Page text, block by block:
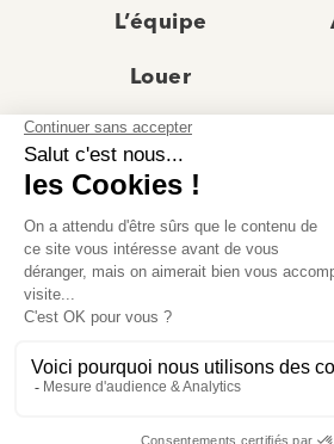
L’équipe
Louer
Actualités
Recrutement
Prestige
© Moriss Immobilier 2025 – Tous
Politique de confidentialité